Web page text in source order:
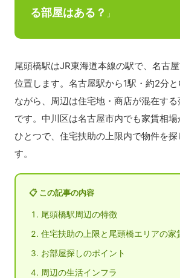
る部屋はある？ 」
尾頭橋駅はJR東海道本線の駅で、名古
位置します。名古屋駅から1駅・約2分
ながら、周辺は住宅地・商店が混在す
です。中川区は名古屋市内でも家賃相
ひとつで、住宅扶助の上限内で物件を
す。
📋 この記事の内容
尾頭橋駅周辺の特徴
住宅扶助の上限と尾頭橋エリアの家
お部屋探しのポイント
周辺の生活インフラ